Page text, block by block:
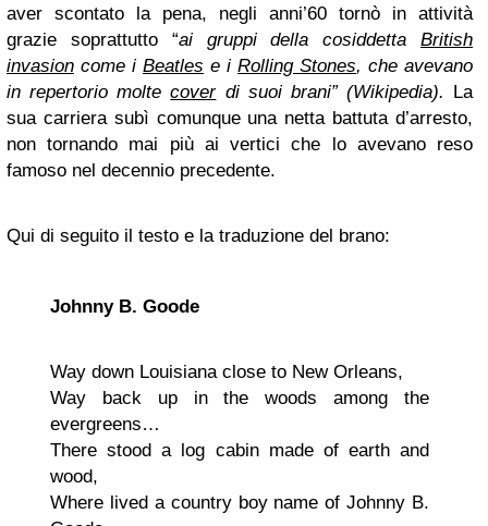
aver scontato la pena, negli anni’60 tornò in attività
grazie soprattutto “ai gruppi della cosiddettaBritish
invasion come i Beatles e i Rolling Stones, che avevano
in repertorio moltecoverdi suoi brani” (Wikipedia).
La
sua carriera subì comunque una netta battuta d’arresto,
non tornando mai più ai vertici che lo avevano reso
famoso nel decennio precedente.
Qui di seguito il testo e la traduzione del brano:
Johnny B. Goode
Way down Louisiana close to New Orleans,
Way back up in the woods among the
evergreens…
There stood a log cabin made of earth and
wood,
Where lived a country boy name of Johnny B.